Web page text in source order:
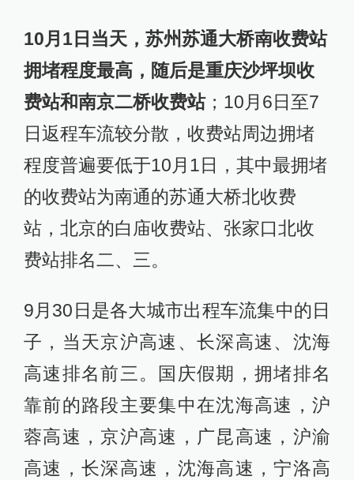
10月1日当天，苏州苏通大桥南收费站
拥堵程度最高，随后是重庆沙坪坝收
费站和南京二桥收费站；10月6日至7
日返程车流较分散，收费站周边拥堵
程度普遍要低于10月1日，其中最拥堵
的收费站为南通的苏通大桥北收费
站，北京的白庙收费站、张家口北收
费站排名二、三。
9月30日是各大城市出程车流集中的日
子，当天京沪高速、长深高速、沈海
高速排名前三。国庆假期，拥堵排名
靠前的路段主要集中在沈海高速，沪
蓉高速，京沪高速，广昆高速，沪渝
高速，长深高速，沈海高速，宁洛高